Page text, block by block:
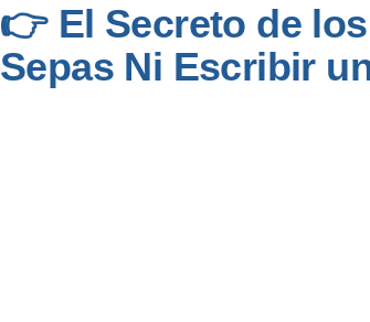
👉 El Secreto de
Sepas Ni Escribir